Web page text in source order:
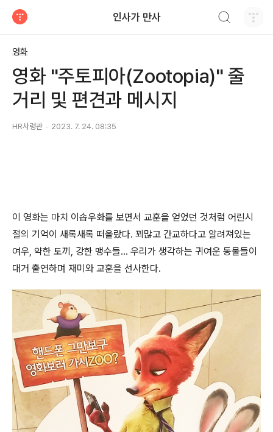
인사가 만사
영화
영화 "주토피아(Zootopia)" 줄
거리 및 편견과 메시지
HR사령관 2023. 7. 24. 08:35
이 영화는 마치 이솝우화를 보면서 교훈을 얻었던 것처럼 어린시
절의 기억이 새록새록 떠올랐다. 꾀많고 간교하다고 알려져있는
여우, 약한 토끼, 강한 맹수들... 우리가 생각하는 귀여운 동물들이
대거 출연하며 재미와 교훈을 선사한다.